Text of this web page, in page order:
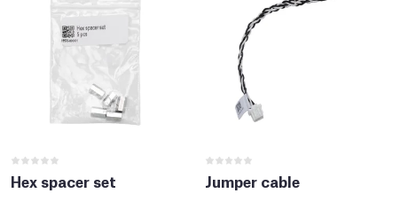
Hex spacer set Jumper cable